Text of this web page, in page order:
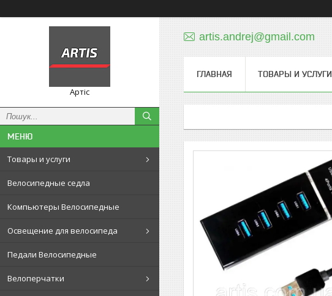
Артіс
Товары и услуги
Велосипедные седла
Компьютеры Велосипедные
Освещение для велосипеда
Педали Велосипедные
Велоперчатки
artis.andrej@gmail.com
ГЛАВНАЯ ТОВАРЫ И УСЛУГИ